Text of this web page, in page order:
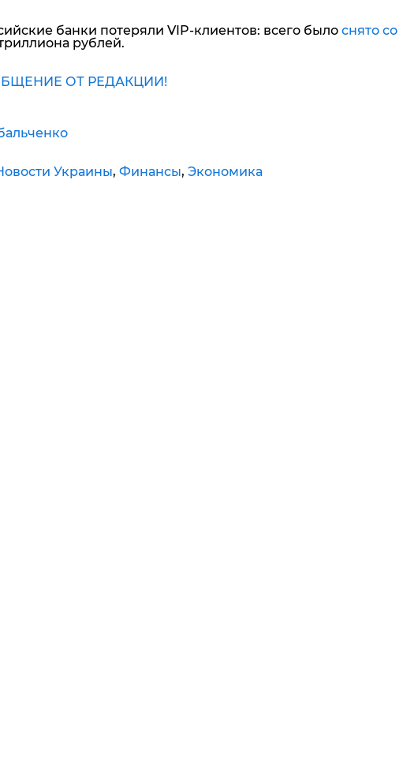
банки потеряли VIP-клиентов: всего было снято со
рублей.
ОТ РЕДАКЦИИ!
Украины, Финансы, Экономика